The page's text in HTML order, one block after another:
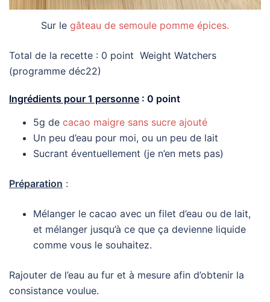
Sur le gâteau de semoule pomme épices.
Total de la recette : 0 point Weight Watchers
(programme déc22)
Ingrédients pour 1 personne : 0 point
5g de cacao maigre sans sucre ajouté
Un peu d’eau pour moi, ou un peu de lait
Sucrant éventuellement (je n’en mets pas)
Préparation :
Mélanger le cacao avec un filet d’eau ou de lait,
et mélanger jusqu’à ce que ça devienne liquide
comme vous le souhaitez.
Rajouter de l’eau au fur et à mesure afin d’obtenir la
consistance voulue.